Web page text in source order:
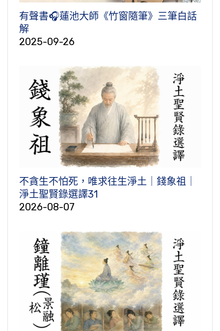
有聲書🎧蓮池大師《竹窗隨筆》三筆白話
解
2025-09-26
不貪生不怕死，唯求往生淨土｜錢象祖｜
淨土聖賢錄選譯31
2026-08-07